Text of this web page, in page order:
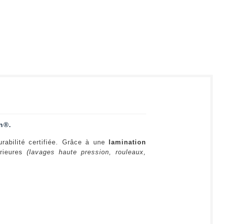
certifiée. Grâce à une
lamination
(lavages haute pression, rouleaux,